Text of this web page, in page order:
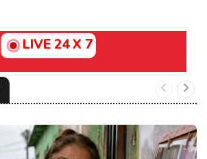
LIVE 24 X 7